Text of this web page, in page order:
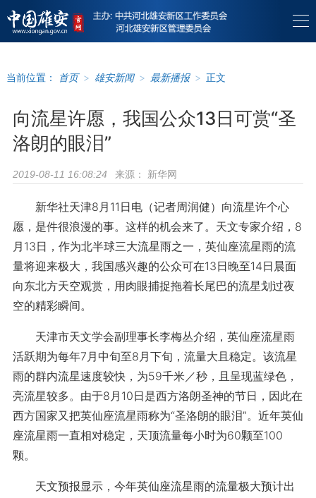
当前位置： 首页 > 雄安新闻 > 最新播报 > 正文
向流星许愿，我国公众13日可赏“圣
洛朗的眼泪”
2019-08-11 16:08:24 来源： 新华网
新华社天津8月11日电（记者周润健）向流星许个心
愿，是件很浪漫的事。这样的机会来了。天文专家介绍，8
月13日，作为北半球三大流星雨之一，英仙座流星雨的流
量将迎来极大，我国感兴趣的公众可在13日晚至14日晨面
向东北方天空观赏，用肉眼捕捉拖着长尾巴的流星划过夜
空的精彩瞬间。
天津市天文学会副理事长李梅丛介绍，英仙座流星雨
活跃期为每年7月中旬至8月下旬，流量大且稳定。该流星
雨的群内流星速度较快，为59千米／秒，且呈现蓝绿色，
亮流星较多。由于8月10日是西方洛朗圣神的节日，因此在
西方国家又把英仙座流星雨称为“圣洛朗的眼泪”。近年英仙
座流星雨一直相对稳定，天顶流量每小时为60颗至100
颗。
天文预报显示，今年英仙座流星雨的流量极大预计出